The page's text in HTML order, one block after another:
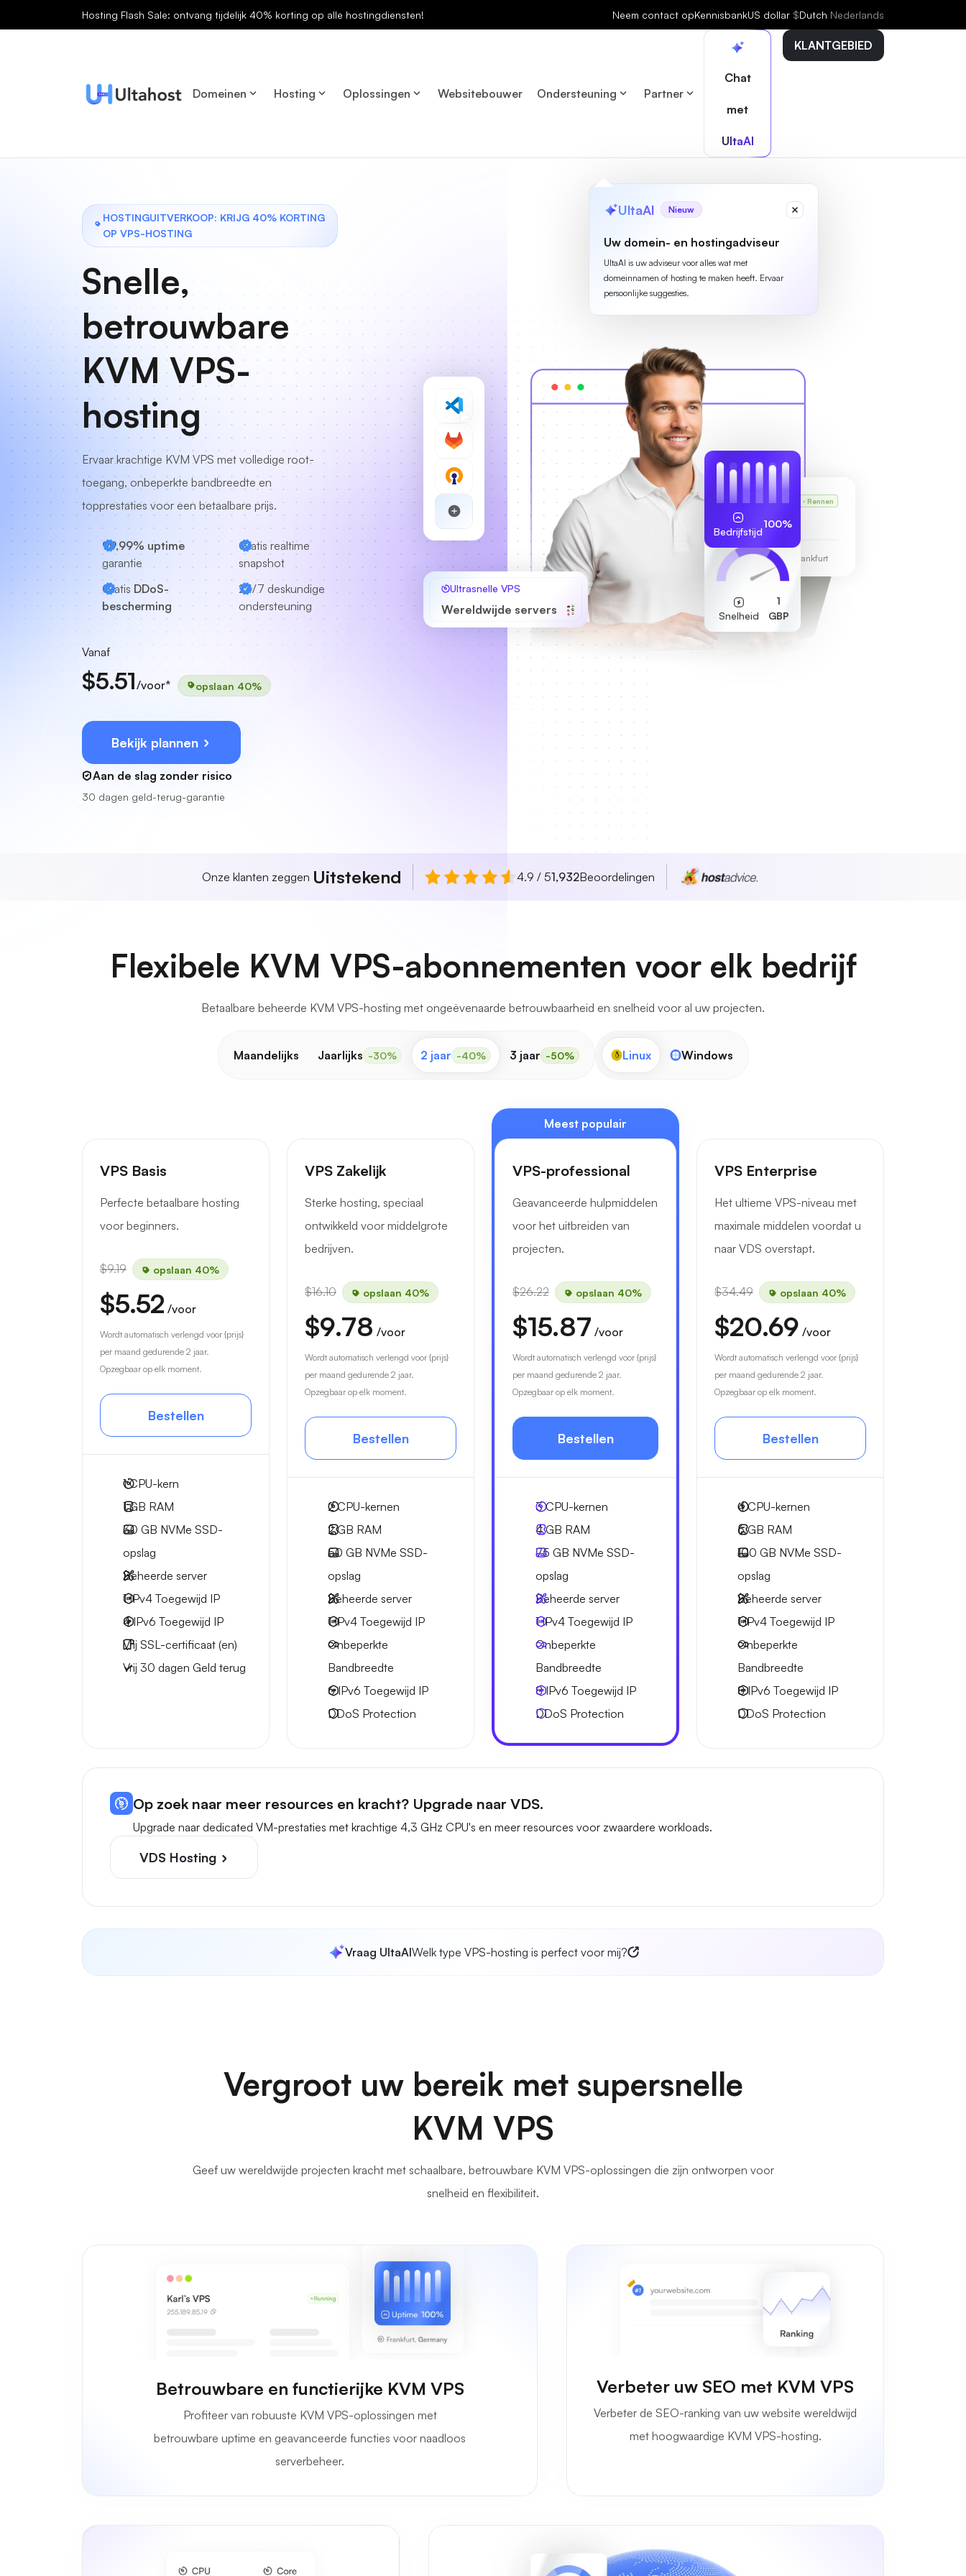
Hosting Flash Sale: ontvang tijdelijk 40% korting op alle hostingdiensten! Neem contact opKennisbankUS dollar $Dutch Nederlands
Domeinen Hosting Oplossingen Websitebouwer Ondersteuning Partner
Chat
met
UltaAI
UltaAI Nieuw
Uw domein- en hostingadviseur
UltaAI is uw adviseur voor alles wat met
domeinnamen of hosting te maken heeft. Ervaar
persoonlijke suggesties.
KLANTGEBIED
HOSTINGUITVERKOOP: KRIJG 40% KORTING
OP VPS-HOSTING
Snelle,
betrouwbare
KVM VPS-
hosting
Ervaar krachtige KVM VPS met volledige root-
toegang, onbeperkte bandbreedte en
topprestaties voor een betaalbare prijs.
99,99% uptime
garantie
Gratis realtime
snapshot
Gratis DDoS-
bescherming
24/7 deskundige
ondersteuning
Vanaf
$5.51/voor* opslaan 40%
Bekijk plannen
Aan de slag zonder risico
30 dagen geld-terug-garantie
Karl's VPS Rennen
255.189.85.19
Datacentrum Frankfurt
Snelheid
1
GBP
Bedrijfstijd
100%
Ultrasnelle VPS
Wereldwijde servers
Onze klanten zeggen Uitstekend 4.9 / 51,932Beoordelingen
Flexibele KVM VPS-abonnementen voor elk bedrijf
Betaalbare beheerde KVM VPS-hosting met ongeëvenaarde betrouwbaarheid en snelheid voor al uw projecten.
Maandelijks Jaarlijks -30% 2 jaar -40% 3 jaar -50% Linux Windows
VPS Basis
Perfecte betaalbare hosting
voor beginners.
$9.19 opslaan 40%
$5.52 /voor
Wordt automatisch verlengd voor {prijs}
per maand gedurende 2 jaar.
Opzegbaar op elk moment.
Bestellen
1CPU-kern
1 GB RAM
30 GB NVMe SSD-
opslag
Beheerde server
1 IPv4 Toegewijd IP
4 IPv6 Toegewijd IP
Vrij SSL-certificaat (en)
Vrij 30 dagen Geld terug
VPS Zakelijk
Sterke hosting, speciaal
ontwikkeld voor middelgrote
bedrijven.
$16.10 opslaan 40%
$9.78 /voor
Wordt automatisch verlengd voor {prijs}
per maand gedurende 2 jaar.
Opzegbaar op elk moment.
Bestellen
2CPU-kernen
2 GB RAM
50 GB NVMe SSD-
opslag
Beheerde server
1 IPv4 Toegewijd IP
Onbeperkte
Bandbreedte
6 IPv6 Toegewijd IP
DDoS Protection
Meest populair
VPS-professional
Geavanceerde hulpmiddelen
voor het uitbreiden van
projecten.
$26.22 opslaan 40%
$15.87 /voor
Wordt automatisch verlengd voor {prijs}
per maand gedurende 2 jaar.
Opzegbaar op elk moment.
Bestellen
3CPU-kernen
4 GB RAM
75 GB NVMe SSD-
opslag
Beheerde server
1 IPv4 Toegewijd IP
Onbeperkte
Bandbreedte
8 IPv6 Toegewijd IP
DDoS Protection
VPS Enterprise
Het ultieme VPS-niveau met
maximale middelen voordat u
naar VDS overstapt.
$34.49 opslaan 40%
$20.69 /voor
Wordt automatisch verlengd voor {prijs}
per maand gedurende 2 jaar.
Opzegbaar op elk moment.
Bestellen
4CPU-kernen
6 GB RAM
100 GB NVMe SSD-
opslag
Beheerde server
1 IPv4 Toegewijd IP
Onbeperkte
Bandbreedte
8 IPv6 Toegewijd IP
DDoS Protection
Op zoek naar meer resources en kracht? Upgrade naar VDS.
Upgrade naar dedicated VM-prestaties met krachtige 4,3 GHz CPU's en meer resources voor zwaardere workloads.
VDS Hosting
Vraag UltaAIWelk type VPS-hosting is perfect voor mij?
Vergroot uw bereik met supersnelle
KVM VPS
Geef uw wereldwijde projecten kracht met schaalbare, betrouwbare KVM VPS-oplossingen die zijn ontworpen voor
snelheid en flexibiliteit.
Betrouwbare en functierijke KVM VPS
Profiteer van robuuste KVM VPS-oplossingen met
betrouwbare uptime en geavanceerde functies voor naadloos
serverbeheer.
Verbeter uw SEO met KVM VPS
Verbeter de SEO-ranking van uw website wereldwijd
met hoogwaardige KVM VPS-hosting.